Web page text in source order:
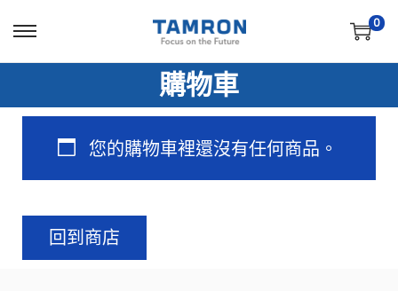
0
購物車
您的購物車裡還沒有任何商品。
回到商店